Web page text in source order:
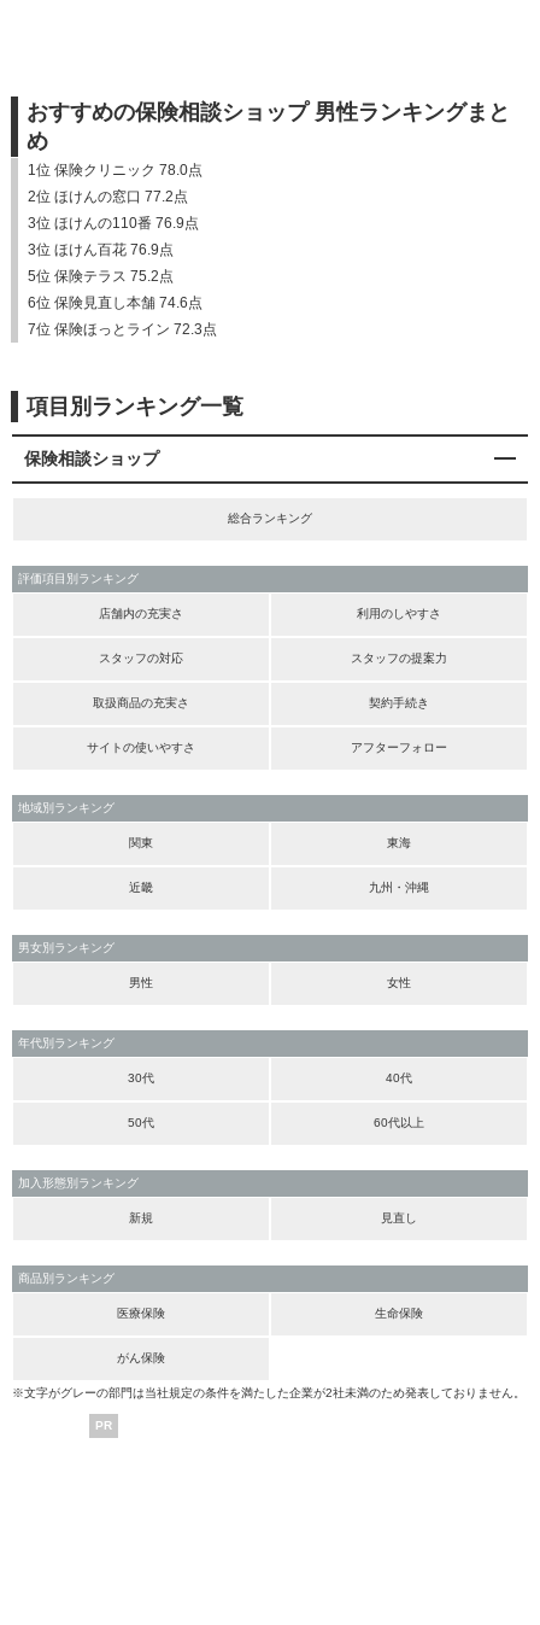
おすすめの保険相談ショップ 男性ランキングまと
め
1位 保険クリニック 78.0点
2位 ほけんの窓口 77.2点
3位 ほけんの110番 76.9点
3位 ほけん百花 76.9点
5位 保険テラス 75.2点
6位 保険見直し本舗 74.6点
7位 保険ほっとライン 72.3点
項目別ランキング一覧
保険相談ショップ
総合ランキング
評価項目別ランキング
店舗内の充実さ 利用のしやすさ
スタッフの対応 スタッフの提案力
取扱商品の充実さ 契約手続き
サイトの使いやすさ アフターフォロー
地域別ランキング
関東 東海
近畿 九州・沖縄
男女別ランキング
男性 女性
年代別ランキング
30代 40代
50代 60代以上
加入形態別ランキング
新規 見直し
商品別ランキング
医療保険 生命保険
がん保険
※文字がグレーの部門は当社規定の条件を満たした企業が2社未満のため発表しておりません。
PR